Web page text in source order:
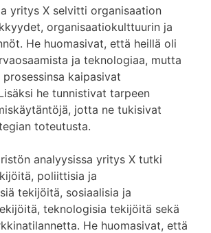
yritys X selvitti organisaation
organisaatiokulttuurin ja
He huomasivat, että heillä oli
ja teknologiaa, mutta
kaipasivat
he tunnistivat tarpeen
jotta ne tukisivat
toteutusta.
analyysissa yritys X tutki
poliittisia ja
tekijöitä, sosiaalisia ja
teknologisia tekijöitä sekä
He huomasivat, että